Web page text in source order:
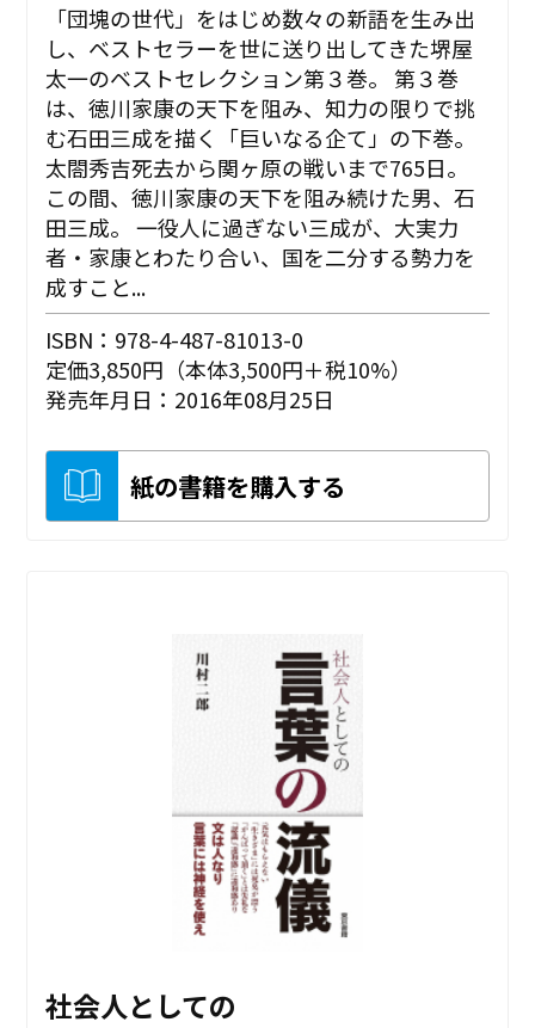
「団塊の世代」をはじめ数々の新語を生み出
し、ベストセラーを世に送り出してきた堺屋
太一のベストセレクション第３巻。 第３巻
は、徳川家康の天下を阻み、知力の限りで挑
む石田三成を描く「巨いなる企て」の下巻。
太閤秀吉死去から関ヶ原の戦いまで765日。
この間、徳川家康の天下を阻み続けた男、石
田三成。 一役人に過ぎない三成が、大実力
者・家康とわたり合い、国を二分する勢力を
成すこと...
ISBN：978-4-487-81013-0
定価3,850円（本体3,500円＋税10%）
発売年月日：2016年08月25日
紙の書籍を購入する
社会人としての